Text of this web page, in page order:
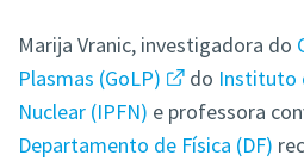
Marija Vranic, investigadora do
Plasmas (GoLP)
do Instituto
Nuclear (IPFN) e professora
Departamento de Física (DF)